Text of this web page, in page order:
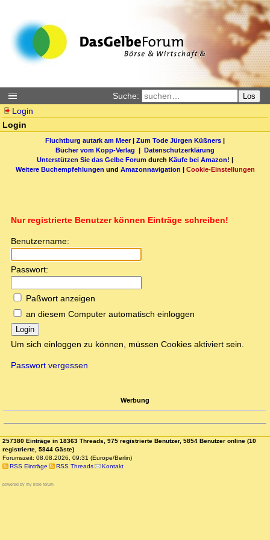
Suche: Los
Login
Login
Fluchtburg autark am Meer| Zum Tode Jürgen Küßners |
Bücher vom Kopp-Verlag | Datenschutzerklärung
Unterstützen Sie das Gelbe Forum durch Käufe bei Amazon! |
Weitere Buchempfehlungen und Amazonnavigation | Cookie-Einstellungen
Nur registrierte Benutzer können Einträge schreiben!
Benutzername:
Passwort:
Paßwort anzeigen
an diesem Computer automatisch einloggen
Login
Um sich einloggen zu können, müssen Cookies aktiviert sein.
Passwort vergessen
Werbung
257380 Einträge in 18363 Threads, 975 registrierte Benutzer, 5854 Benutzer online (10
registrierte, 5844 Gäste)
Forumszeit: 08.08.2026, 09:31 (Europe/Berlin)
RSS Einträge
RSS Threads Kontakt
powered by my little forum